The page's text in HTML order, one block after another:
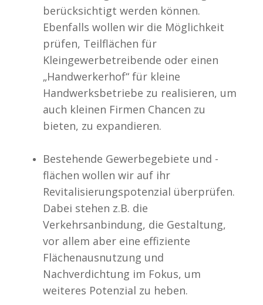
berücksichtigt werden können.
Ebenfalls wollen wir die Möglichkeit
prüfen, Teilflächen für
Kleingewerbetreibende oder einen
„Handwerkerhof“ für kleine
Handwerksbetriebe zu realisieren, um
auch kleinen Firmen Chancen zu
bieten, zu expandieren.
Bestehende Gewerbegebiete und -
flächen wollen wir auf ihr
Revitalisierungspotenzial überprüfen.
Dabei stehen z.B. die
Verkehrsanbindung, die Gestaltung,
vor allem aber eine effiziente
Flächenausnutzung und
Nachverdichtung im Fokus, um
weiteres Potenzial zu heben.